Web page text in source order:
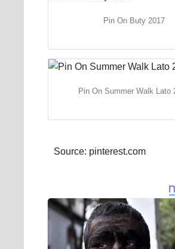
Pin On Buty 2017
Pin On Summer Walk Lato
Source: pinterest.com